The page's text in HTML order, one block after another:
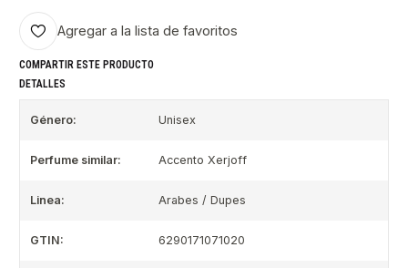
Agregar a la lista de favoritos
COMPARTIR ESTE PRODUCTO
DETALLES
Género: Unisex
Perfume similar: Accento Xerjoff
Linea: Arabes / Dupes
GTIN: 6290171071020